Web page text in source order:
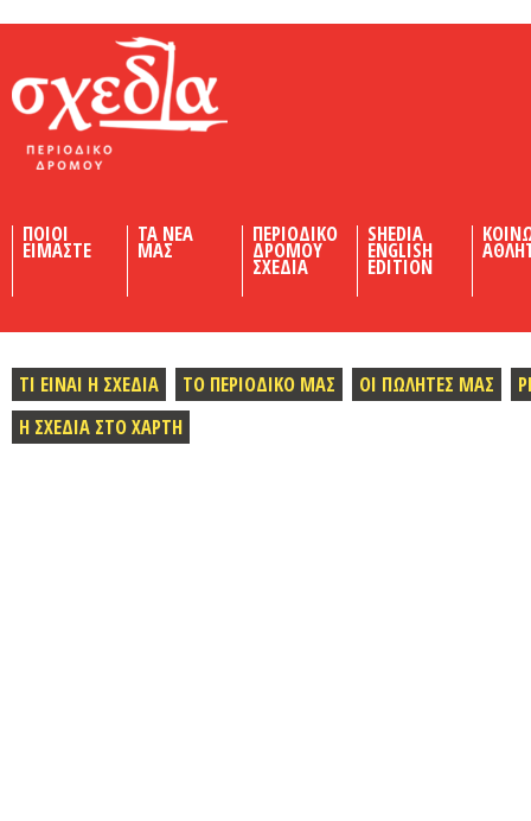
ΠΟΙΟΙ
ΕΙΜΑΣΤΕ
ΤΑ ΝΕΑ
ΜΑΣ
ΠΕΡΙΟΔΙΚΟ
ΔΡΟΜΟΥ
ΣΧΕΔΙΑ
SHEDIA
ENGLISH
EDITION
ΤΙ ΕΙΝΑΙ Η ΣΧΕΔΙΑ ΤΟ ΠΕΡΙΟΔΙΚΟ ΜΑΣ ΟΙ ΠΩΛΗΤΕΣ ΜΑΣ
Η ΣΧΕΔΙΑ ΣΤΟ ΧΑΡΤΗ